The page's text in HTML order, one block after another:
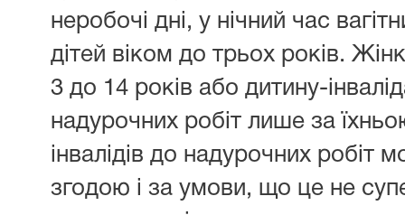
неробочі дні, у нічний час
дітей віком до трьох років.
3 до 14 років або дитину-
надурочних робіт лише за
інвалідів до надурочних робіт
згодою і за умови, що це не